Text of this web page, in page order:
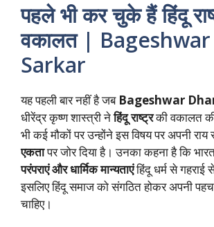
पहले भी कर चुके हैं हिंदू
वकालत| Bageshwar
Sarkar
यह पहली बार नहीं है जब Bageshwar
धीरेंद्र कृष्ण शास्त्री नेहिंदू राष्ट्रकी वकालत
भी कई मौकों पर उन्होंने इस विषय पर अपनी
एकतापर जोर दिया है। उनका कहना है कि
परंपराएं और धार्मिक मान्यताएंहिंदू धर्म से गहराई
इसलिए हिंदू समाज को संगठित होकर अपनी
चाहिए।